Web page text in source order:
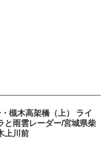
槻木高架橋（上） ライ
と雨雲レーダー/宮城県柴
上川前